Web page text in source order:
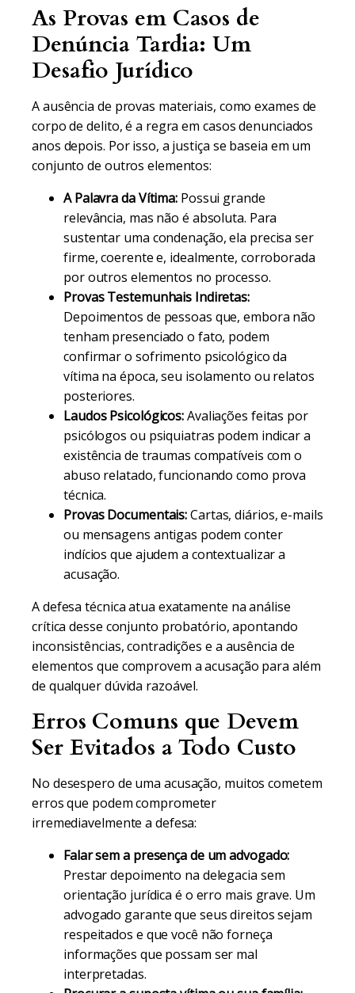
As Provas em Casos de
Denúncia Tardia: Um
Desafio Jurídico
A ausência de provas materiais, como exames de
corpo de delito, é a regra em casos denunciados
anos depois. Por isso, a justiça se baseia em um
conjunto de outros elementos:
A Palavra da Vítima: Possui grande
relevância, mas não é absoluta. Para
sustentar uma condenação, ela precisa ser
firme, coerente e, idealmente, corroborada
por outros elementos no processo.
Provas Testemunhais Indiretas:
Depoimentos de pessoas que, embora não
tenham presenciado o fato, podem
confirmar o sofrimento psicológico da
vítima na época, seu isolamento ou relatos
posteriores.
Laudos Psicológicos:Avaliações feitas por
psicólogos ou psiquiatras podem indicar a
existência de traumas compatíveis com o
abuso relatado, funcionando como prova
técnica.
Provas Documentais:Cartas, diários, e-mails
ou mensagens antigas podem conter
indícios que ajudem a contextualizar a
acusação.
A defesa técnica atua exatamente na análise
crítica desse conjunto probatório, apontando
inconsistências, contradições e a ausência de
elementos que comprovem a acusação para além
de qualquer dúvida razoável.
Erros Comuns que Devem
Ser Evitados a Todo Custo
No desespero de uma acusação, muitos cometem
erros que podem comprometer
irremediavelmente a defesa:
Falar sem a presença de um advogado:
Prestar depoimento na delegacia sem
orientação jurídica é o erro mais grave. Um
advogado garante que seus direitos sejam
respeitados e que você não forneça
informações que possam ser mal
interpretadas.